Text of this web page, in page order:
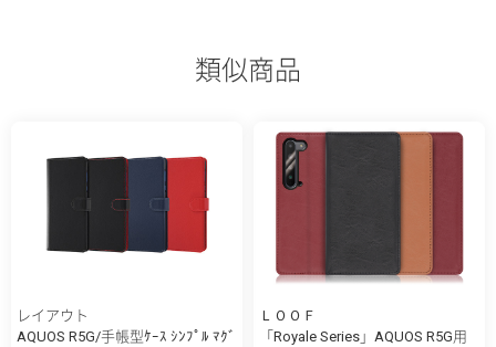
類似商品
レイアウト
AQUOS R5G/手帳型ｹｰｽ ｼﾝﾌﾟﾙ ﾏｸﾞ
ＬＯＯＦ
「Royale Series」AQUOS R5G用